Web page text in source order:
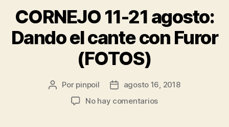
CORNEJO 11-21 agosto:
Dando el cante con Furor
(FOTOS)
Por pinpoil
agosto 16, 2018
No hay comentarios